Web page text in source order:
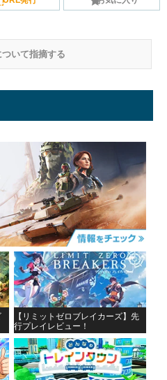
いて指摘する
【リミットゼロブレイカーズ】先
行プレイレビュー！